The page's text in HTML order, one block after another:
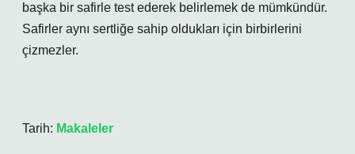
başka bir safirle test ederek belirlemek de mümkündür.
Safirler aynı sertliğe sahip oldukları için birbirlerini
çizmezler.
Tarih: Makaleler